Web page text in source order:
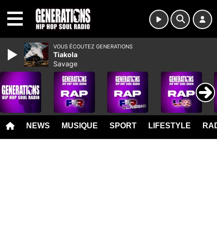
NEWS MUSIQUE SPORT LIFESTYLE
VOUS ÉCOUTEZ GENERATIONS
Tiakola
Savage